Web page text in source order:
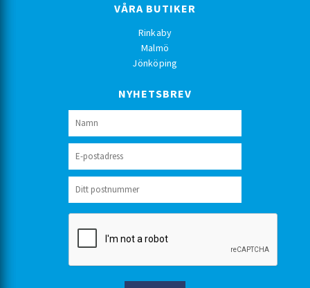
VÅRA BUTIKER
Rinkaby
Malmö
Jönköping
NYHETSBREV